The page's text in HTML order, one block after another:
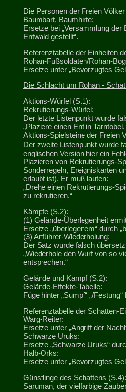
Die Personen der Freien
Baumbart, Baumhirte:
Ersetze bei „Versammlung der
Entwald gestellt“.
Referenztabelle der Einheiten
Rohan-Fußsoldaten/Rohan-
Ersetze unter „Bevorzugtes
Die Schlacht um Rohan -
Aktions-Würfel (S.1):
Rekrutierungs-Würfel:
Der letzte Listenpunkt wurde
„Plaziere einen Ent in
Aktions-Spielsteine der Freien
Der zweite Listenpunkt wurde
englischen Version hier ein
Plazieren von Rekrutierungs-
Sonderregeln, Ereigniskarten
erlaubt ist). Er muß lauten:
„Drehe einen Rekrutierungs-
zu rekrutieren.“
Kämpfe (S.2):
(1) Gelände-Überlegenheit
Ersetze „überlegenem“ durch
(3) Anführer-Wiederholung:
Der Satz wurde falsch
„Wiederhole den Wurf von so
entsprechen.“
Gelände und Kampf (S.2):
Gelände-Effekte-Tabelle:
Füge hinter „Sumpf“ „/Festung“
Referenztabelle der Schatten-
Warg-Reiter:
Ersetze unter „Angriff der
Schwarze Uruks:
Ersetze „Schwarze Uruks“
Halb-Orks:
Ersetze unter „Bevorzugtes
Günstlinge des Schattens (S.4):
Saruman, der vielfarbige